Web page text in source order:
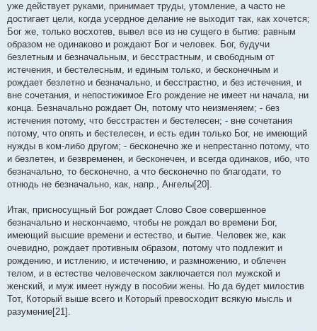
уже действует руками, принимает труды, утомление, а часто не
достигает цели, когда усердное делание не выходит так, как хочется;
Бог же, только восхотев, вывел все из не сущего в бытие: равным
образом не одинаково и рождают Бог и человек. Бог, будучи
безлетным и безначальным, и бесстрастным, и свободным от
истечения, и бестелесным, и единым только, и бесконечным и
рождает безлетно и безначально, и бесстрастно, и без истечения, и
вне сочетания, и непостижимое Его рождение не имеет ни начала, ни
конца. Безначально рождает Он, потому что неизменяем; - без
истечения потому, что бесстрастен и бестелесен; - вне сочетания
потому, что опять и бестелесен, и есть един только Бог, не имеющий
нужды в ком-либо другом; - бесконечно же и непрестанно потому, что
и безлетен, и безвременен, и бесконечен, и всегда одинаков, ибо, что
безначально, то бесконечно, а что бесконечно по благодати, то
отнюдь не безначально, как, напр., Ангелы[20].
Итак, присносущный Бог рождает Слово Свое совершенное
безначально и нескончаемо, чтобы не рождал во времени Бог,
имеющий высшие времени и естество, и бытие. Человек же, как
очевидно, рождает противным образом, потому что подлежит и
рождению, и истлению, и истечению, и размножению, и облечен
телом, и в естестве человеческом заключается пол мужской и
женский, и муж имеет нужду в пособии жены. Но да будет милостив
Тот, Который выше всего и Который превосходит всякую мысль и
разумение[21].